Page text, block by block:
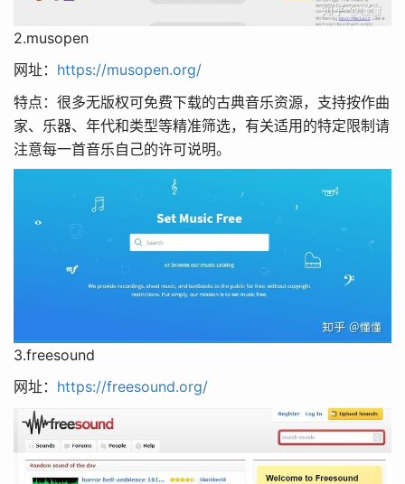
2.musopen
网址： https://musopen.org/
特点：很多无版权可免费下载的古典音乐资源，支持按作曲
家、乐器、年代和类型等精准筛选，有关适用的特定限制请
注意每一首音乐自己的许可说明。
3.freesound
网址： https://freesound.org/